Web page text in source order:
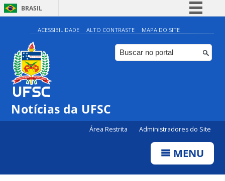
BRASIL
Simplifique!
Comunica BR
Participe
ACESSIBILIDADE ALTO CONTRASTE MAPA DO SITE
Notícias da UFSC
Área Restrita Administradores do Site
MENU